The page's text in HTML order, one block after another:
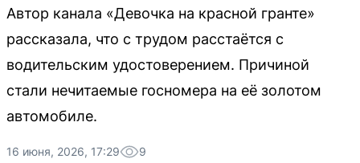
Автор канала «Девочка на красной гранте»
рассказала, что с трудом расстаётся с
водительским удостоверением. Причиной
стали нечитаемые госномера на её золотом
автомобиле.
16 июня, 2026, 17:29 9